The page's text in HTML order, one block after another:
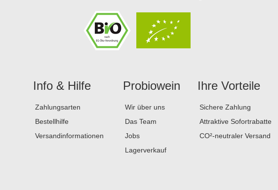
Info & Hilfe
Zahlungsarten
Bestellhilfe
Versandinformationen
Probiowein
Wir über uns
Das Team
Jobs
Lagerverkauf
Ihre Vorteile
Sichere Zahlung
Attraktive Sofortrabatte
CO²-neutraler Versand